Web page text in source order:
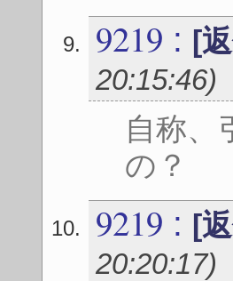
9219 : [
20:15:46)
自称、
の？
9219 : [
20:20:17)